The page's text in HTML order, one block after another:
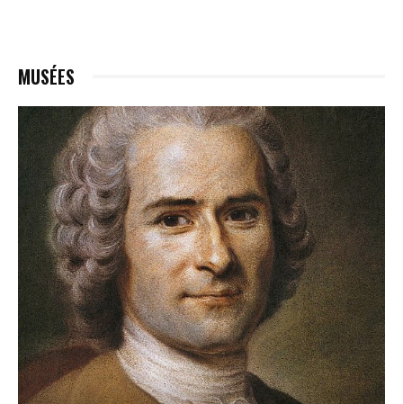
MUSÉES